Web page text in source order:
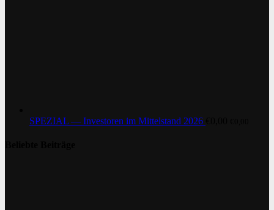
SPEZIAL — Investoren im Mittelstand 2026